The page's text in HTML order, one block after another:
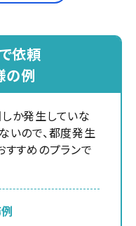
依頼
の例
か発生していな
いので、都度発生
すめのプランで